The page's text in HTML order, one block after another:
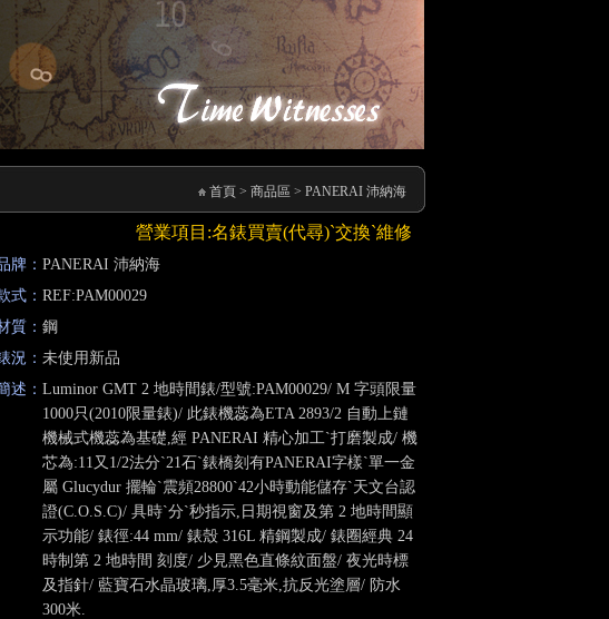
首頁 > 商品區 > PANERAI 沛納海
營業項目:名錶買賣(代尋)ˋ交換ˋ維修ˋ寄售,手錶周邊配件(錶帶)
牌： PANERAI 沛納海
式： REF:PAM00029
質： 鋼
況： 未使用新品
述： Luminor GMT 2 地時間錶/型號:PAM00029/ M 字頭限量
1000只(2010限量錶)/ 此錶機蕊為ETA 2893/2 自動上鏈
機械式機蕊為基礎,經 PANERAI 精心加工ˋ打磨製成/ 機
芯為:11又1/2法分ˋ21石ˋ錶橋刻有PANERAI字樣ˋ單一金
屬 Glucydur 擺輪ˋ震頻28800ˋ42小時動能儲存ˋ天文台認
證(C.O.S.C)/ 具時ˋ分ˋ秒指示,日期視窗及第 2 地時間顯
示功能/ 錶徑:44 mm/ 錶殼 316L 精鋼製成/ 錶圈經典 24
時制第 2 地時間 刻度/ 少見黑色直條紋面盤/ 夜光時標
及指針/ 藍寶石水晶玻璃,厚3.5毫米,抗反光塗層/ 防水
300米.